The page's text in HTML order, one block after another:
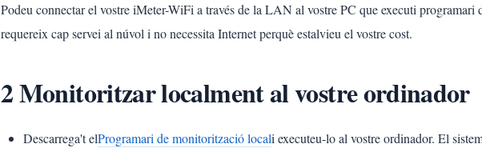
Podeu connectar el vostre iMeter-WiFi a través de la LAN al vostre PC que executi
requereix cap servei al núvol i no necessita Internet perquè estalvieu el vostre cost.
2 Monitoritzar localment al vostre ordinador
Descarrega't elProgramari de monitorització locali executeu-lo al vostre ordinador. El